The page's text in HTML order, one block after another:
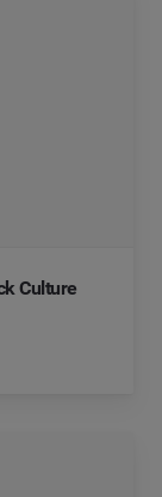
Culture